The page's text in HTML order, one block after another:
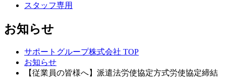
スタッフ専用
お知らせ
サポートグループ株式会社 TOP
お知らせ
【従業員の皆様へ】派遣法労使協定方式労使協定締結